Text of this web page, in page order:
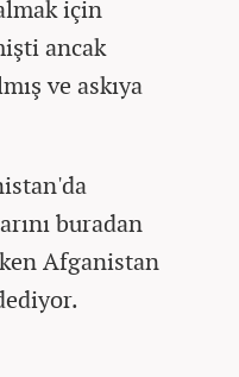
için
ancak
ve askıya
buradan
Afganistan